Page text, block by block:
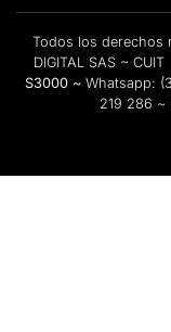
Todos los derechos
DIGITAL SAS ~
S3000 ~ Whatsapp:
219 286 ~